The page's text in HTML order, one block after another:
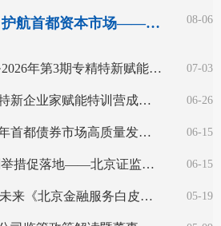
深化执法司法协作 护航首都资本市场——北京证监局与北京市人民检察院联合召开交流座谈会 08-06
北京证监局助力启航·2026年第3期专精特新赋能培训交流活动在京成功举办 07-03
北京证监局助力专精特新企业家赋能特训营成功举办 06-26
北京证监局召开2026年首都债券市场高质量发展监管培训会 06-15
走访调研摸实情 谋划举措促落地——北京证监局赴房山区走访调研 06-15
锚定“十五五” 质领新未来《北京金融服务白皮书》发布会在京举行 05-19